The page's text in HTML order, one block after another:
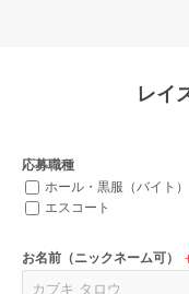
レイ
応募職種
ホール・黒服（バイト）
エスコート
お名前（ニックネーム可）